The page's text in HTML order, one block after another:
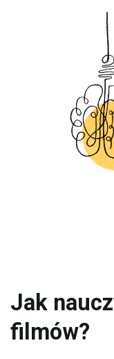
Jak
filmów?